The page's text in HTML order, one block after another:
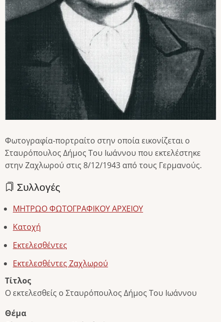
Φωτογραφία-πορτραίτο στην οποία εικονίζεται ο
Σταυρόπουλος Δήμος Του Ιωάννου που εκτελέστηκε
στην Ζαχλωρού στις 8/12/1943 από τους Γερμανούς.
Συλλογές
ΜΗΤΡΩΟ ΦΩΤΟΓΡΑΦΙΚΟΥ ΑΡΧΕΙΟΥ
Κατοχή
Εκτελεσθέντες
Εκτελεσθέντες Ζαχλωρού
Τίτλος
Ο εκτελεσθείς ο Σταυρόπουλος Δήμος Του Ιωάννου
Θέμα